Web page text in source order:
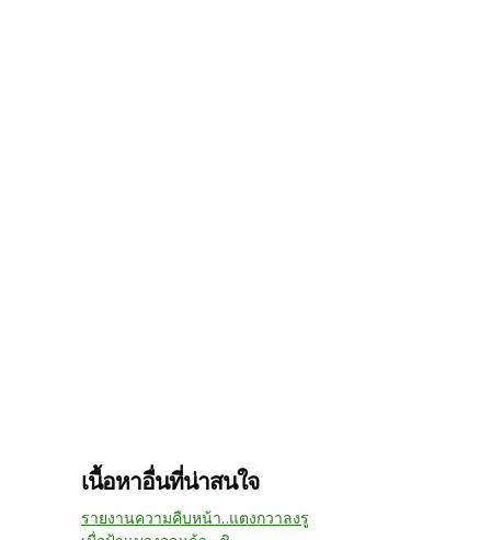
เนื้อหาอื่นที่น่าสนใจ
รายงานความคืบหน้า..แตงกวาลงรู